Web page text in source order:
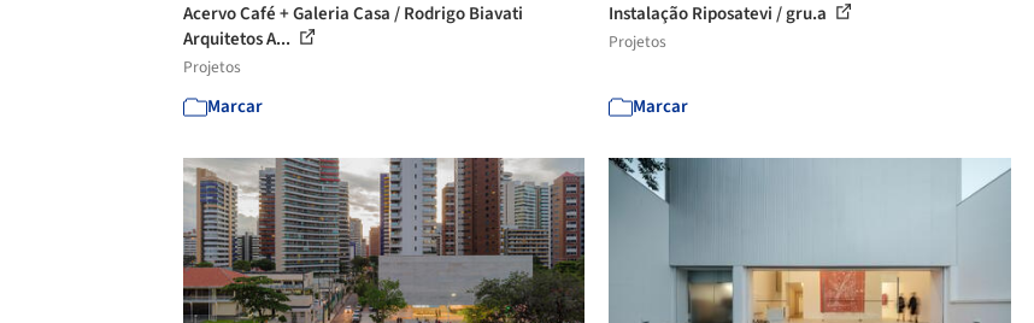
Acervo Café + Galeria Casa / Rodrigo Biavati
Arquitetos A...
Projetos
Marcar
Instalação Riposatevi / gru.a
Projetos
Marcar